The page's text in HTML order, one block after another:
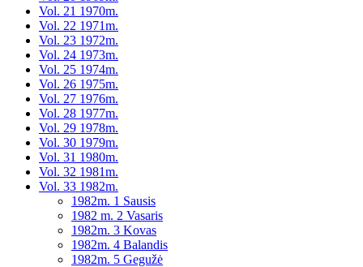
Vol. 21 1970m.
Vol. 22 1971m.
Vol. 23 1972m.
Vol. 24 1973m.
Vol. 25 1974m.
Vol. 26 1975m.
Vol. 27 1976m.
Vol. 28 1977m.
Vol. 29 1978m.
Vol. 30 1979m.
Vol. 31 1980m.
Vol. 32 1981m.
Vol. 33 1982m.
1982m. 1 Sausis
1982 m. 2 Vasaris
1982m. 3 Kovas
1982m. 4 Balandis
1982m. 5 Gegužė